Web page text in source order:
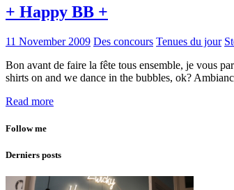
+ Happy BB +
11 November 2009 Des concours Tenues du jour
Bon avant de faire la fête tous ensemble, je vous
shirts on and we dance in the bubbles, ok?
Read more
Follow me
Derniers posts